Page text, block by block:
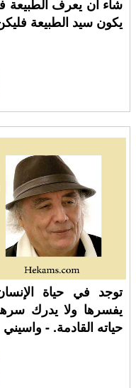
شاء أن يعرف الطبيعة
يكون سيد الطبيعة
توجد في حياة
يفسرها ولا يدرك
حياته القادمة. - واسيني